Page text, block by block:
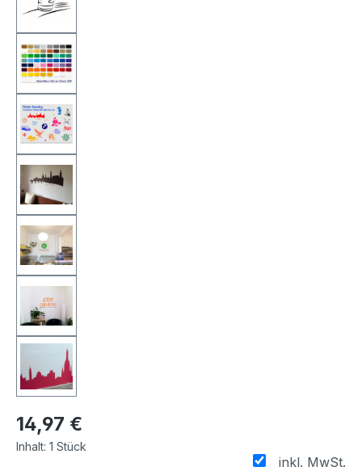
14,97 €
Inhalt: 1 Stück
inkl. MwSt.